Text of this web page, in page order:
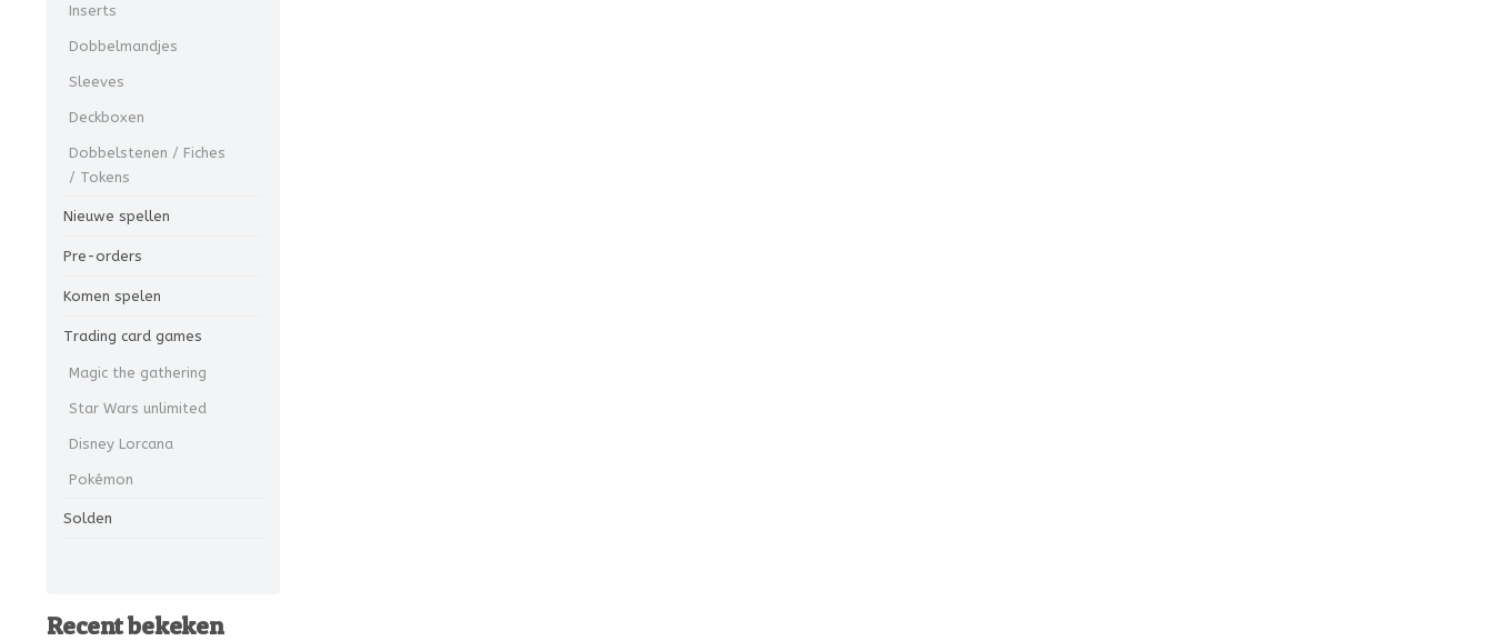
Inserts
Dobbelmandjes
Sleeves
Deckboxen
Dobbelstenen / Fiches
/ Tokens
Nieuwe spellen
Pre-orders
Komen spelen
Trading card games
Magic the gathering
Star Wars unlimited
Disney Lorcana
Pokémon
Solden
Recent bekeken